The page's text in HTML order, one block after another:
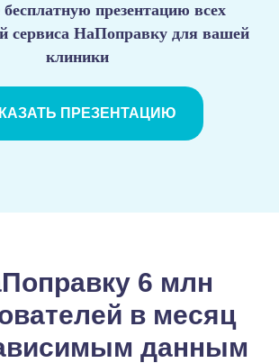
презентацию всех
сервиса НаПоправку для вашей
клиники
ПРЕЗЕНТАЦИЮ
6 млн
в месяц
данным